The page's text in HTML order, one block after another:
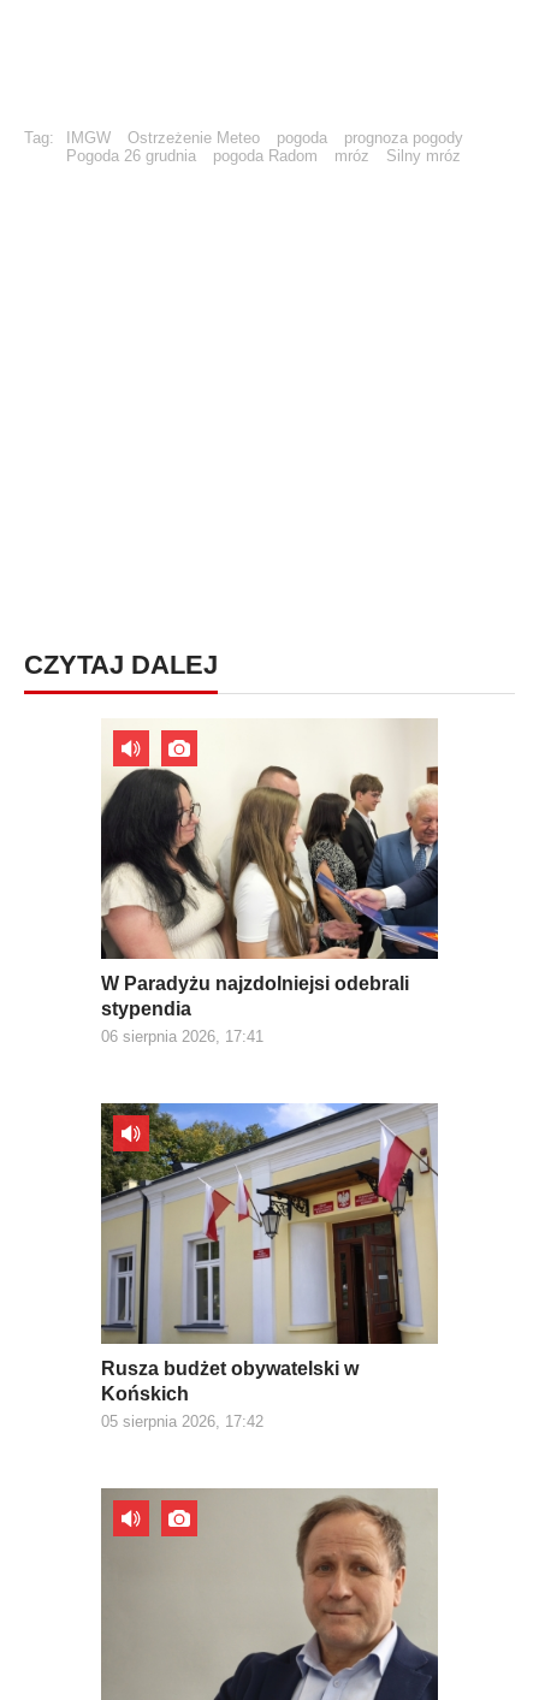
Tag: IMGW Ostrzeżenie Meteo pogoda
prognoza pogody
Pogoda 26 grudnia
pogoda Radom mróz Silny mróz
CZYTAJ DALEJ
W Paradyżu najzdolniejsi odebrali
stypendia
06 sierpnia 2026, 17:41
Rusza budżet obywatelski w
Końskich
05 sierpnia 2026, 17:42